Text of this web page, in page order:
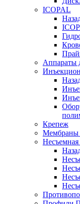
ICOPAL
Аппараты
Крепеж
Мембраны